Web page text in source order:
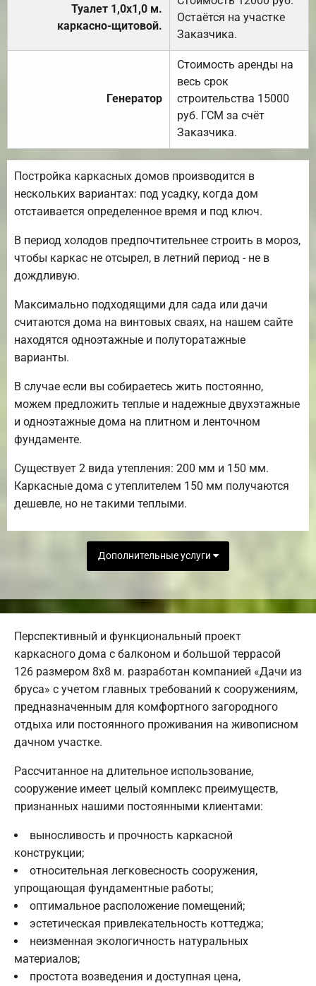
Туалет 1,0х1,0 м.
каркасно-щитовой.
Остаётся на участке
Заказчика.
Генератор
Стоимость аренды на
весь срок
строительства 15000
руб. ГСМ за счёт
Заказчика.
Постройка каркасных домов производится в
нескольких вариантах: под усадку, когда дом
отстаивается определенное время и под ключ.
В период холодов предпочтительнее строить в мороз,
чтобы каркас не отсырел, в летний период - не в
дождливую.
Максимально подходящими для сада или дачи
считаются дома на винтовых сваях, на нашем сайте
находятся одноэтажные и полуторатажные
варианты.
В случае если вы собираетесь жить постоянно,
можем предложить теплые и надежные двухэтажные
и одноэтажные дома на плитном и ленточном
фундаменте.
Существует 2 вида утепления: 200 мм и 150 мм.
Каркасные дома с утеплителем 150 мм получаются
дешевле, но не такими теплыми.
Дополнительные услуги
Перспективный и функциональный проект
каркасного дома с балконом и большой террасой
126 размером 8х8 м. разработан компанией «Дачи из
бруса» с учетом главных требований к сооружениям,
предназначенным для комфортного загородного
отдыха или постоянного проживания на живописном
дачном участке.
Рассчитанное на длительное использование,
сооружение имеет целый комплекс преимуществ,
признанных нашими постоянными клиентами:
выносливость и прочность каркасной
конструкции;
относительная легковесность сооружения,
упрощающая фундаментные работы;
оптимальное расположение помещений;
эстетическая привлекательность коттеджа;
неизменная экологичность натуральных
материалов;
простота возведения и доступная цена,